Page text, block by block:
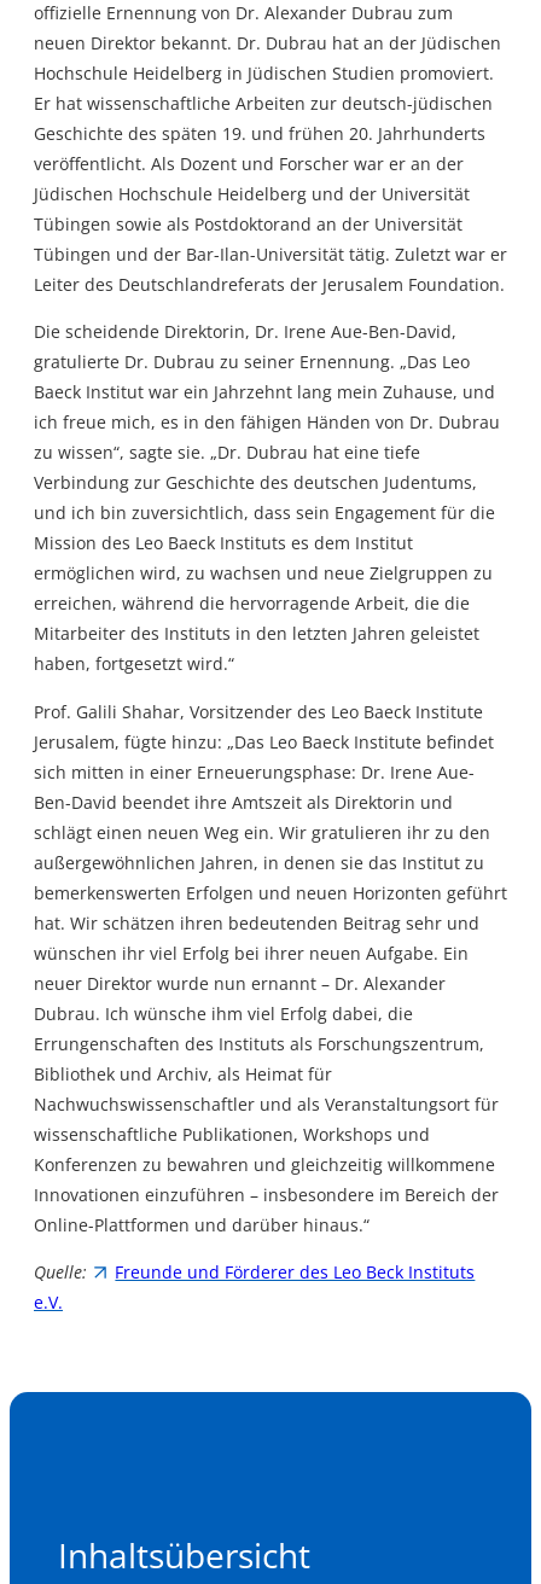
offizielle Ernennung von Dr. Alexander Dubrau zum
neuen Direktor bekannt. Dr. Dubrau hat an der Jüdischen
Hochschule Heidelberg in Jüdischen Studien promoviert.
Er hat wissenschaftliche Arbeiten zur deutsch-jüdischen
Geschichte des späten 19. und frühen 20. Jahrhunderts
veröffentlicht. Als Dozent und Forscher war er an der
Jüdischen Hochschule Heidelberg und der Universität
Tübingen sowie als Postdoktorand an der Universität
Tübingen und der Bar-Ilan-Universität tätig. Zuletzt war er
Leiter des Deutschlandreferats der Jerusalem Foundation.
Die scheidende Direktorin, Dr. Irene Aue-Ben-David,
gratulierte Dr. Dubrau zu seiner Ernennung. „Das Leo
Baeck Institut war ein Jahrzehnt lang mein Zuhause, und
ich freue mich, es in den fähigen Händen von Dr. Dubrau
zu wissen“, sagte sie. „Dr. Dubrau hat eine tiefe
Verbindung zur Geschichte des deutschen Judentums,
und ich bin zuversichtlich, dass sein Engagement für die
Mission des Leo Baeck Instituts es dem Institut
ermöglichen wird, zu wachsen und neue Zielgruppen zu
erreichen, während die hervorragende Arbeit, die die
Mitarbeiter des Instituts in den letzten Jahren geleistet
haben, fortgesetzt wird.“
Prof. Galili Shahar, Vorsitzender des Leo Baeck Institute
Jerusalem, fügte hinzu: „Das Leo Baeck Institute befindet
sich mitten in einer Erneuerungsphase: Dr. Irene Aue-
Ben-David beendet ihre Amtszeit als Direktorin und
schlägt einen neuen Weg ein. Wir gratulieren ihr zu den
außergewöhnlichen Jahren, in denen sie das Institut zu
bemerkenswerten Erfolgen und neuen Horizonten geführt
hat. Wir schätzen ihren bedeutenden Beitrag sehr und
wünschen ihr viel Erfolg bei ihrer neuen Aufgabe. Ein
neuer Direktor wurde nun ernannt – Dr. Alexander
Dubrau. Ich wünsche ihm viel Erfolg dabei, die
Errungenschaften des Instituts als Forschungszentrum,
Bibliothek und Archiv, als Heimat für
Nachwuchswissenschaftler und als Veranstaltungsort für
wissenschaftliche Publikationen, Workshops und
Konferenzen zu bewahren und gleichzeitig willkommene
Innovationen einzuführen – insbesondere im Bereich der
Online-Plattformen und darüber hinaus.“
Quelle:
Freunde und Förderer des Leo Beck Instituts
e.V.
Inhaltsübersicht